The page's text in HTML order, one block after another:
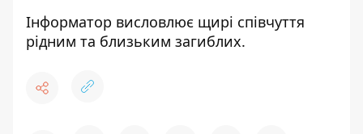
Інформатор висловлює щирі співчуття
рідним та близьким загиблих.